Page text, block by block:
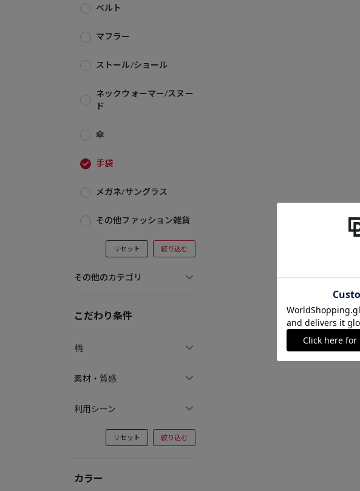
ベルト
マフラー
ストール/ショール
ネックウォーマー/スヌー
ド
傘
手袋
メガネ/サングラス
その他ファッション雑貨
リセット 絞り込む
その他のカテゴリ
こだわり条件
柄
素材・質感
利用シーン
リセット 絞り込む
カラー